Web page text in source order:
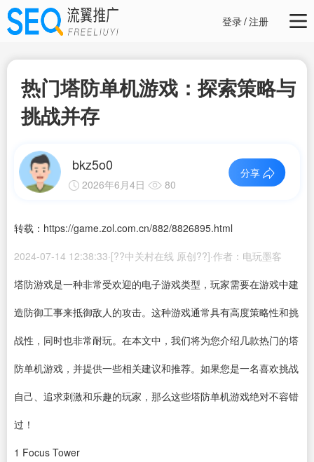
登录/注册
热门塔防单机游戏：探索策略与
挑战并存
bkz5o0
2026年6月4日 80
分享
转载：https://game.zol.com.cn/882/8826895.html
2024-07-14 12:38:33·[??中关村在线 原创??]·作者：电玩墨客
塔防游戏是一种非常受欢迎的电子游戏类型，玩家需要在游戏中建
造防御工事来抵御敌人的攻击。这种游戏通常具有高度策略性和挑
战性，同时也非常耐玩。在本文中，我们将为您介绍几款热门的塔
防单机游戏，并提供一些相关建议和推荐。如果您是一名喜欢挑战
自己、追求刺激和乐趣的玩家，那么这些塔防单机游戏绝对不容错
过！
1 Focus Tower